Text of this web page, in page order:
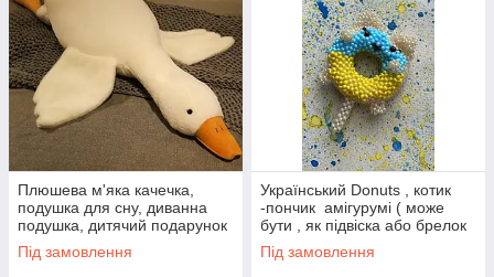
Плюшева м'яка качечка,
подушка для сну, диванна
подушка, дитячий подарунок
на день народження подруги
50 см
Під замовлення
Український Donuts , котик
-пончик амігурумі ( може
бути , як підвіска або брелок
для ключів ,сумки, рюкзака )
Під замовлення